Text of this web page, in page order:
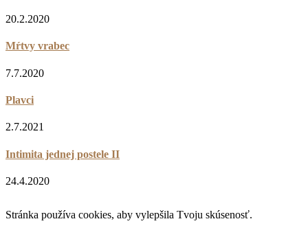
20.2.2020
Mŕtvy vrabec
7.7.2020
Plavci
2.7.2021
Intimita jednej postele II
24.4.2020
Stránka používa cookies, aby vylepšila Tvoju skúsenosť.